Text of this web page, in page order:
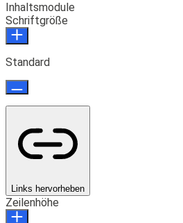
Inhaltsmodule
Schriftgröße
Standard
Links hervorheben
Zeilenhöhe